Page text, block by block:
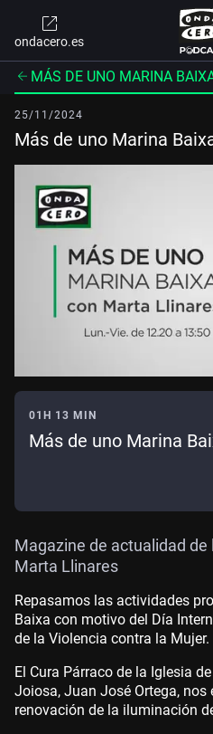
ondacero.es
MÁS DE UNO MARINA
25/11/2024
Más de uno Marina
01H 13 MIN
Más de uno Marina
Magazine de actualidad de
Marta Llinares
Repasamos las actividades
Baixa con motivo del Día
de la Violencia contra la Mujer.
El Cura Párraco de la Iglesia
Joiosa, Juan José Ortega, nos
renovación de la iluminación